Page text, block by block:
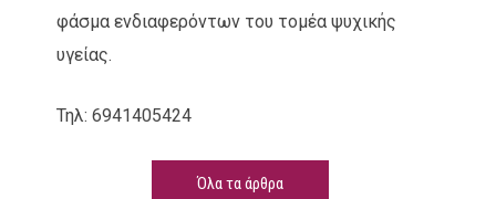
φάσμα ενδιαφερόντων του τομέα ψυχικής
υγείας.
Τηλ: 6941405424
Όλα τα άρθρα